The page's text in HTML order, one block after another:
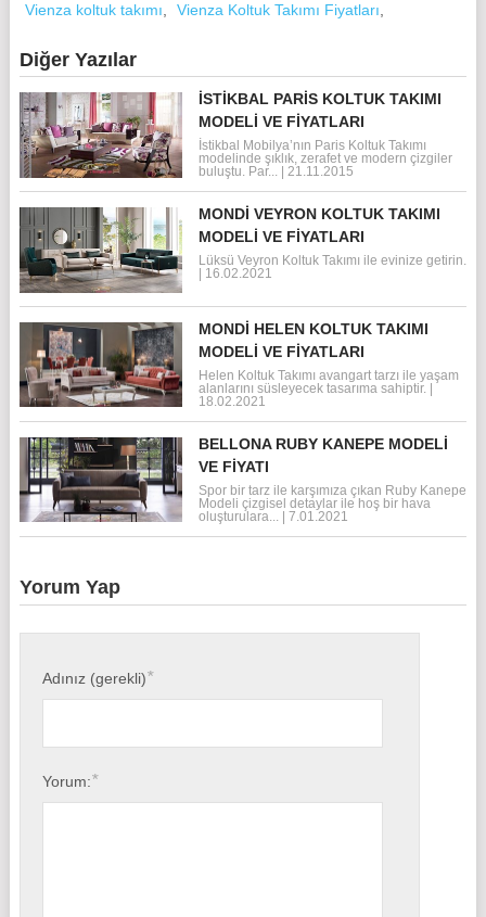
Vienza koltuk takımı, Vienza Koltuk Takımı Fiyatları,
Diğer Yazılar
İSTIKBAL PARIS KOLTUK TAKIMI
MODELI VE FIYATLARI
İstikbal Mobilya’nın Paris Koltuk Takımı
modelinde şıklık, zerafet ve modern çizgiler
buluştu. Par...| 21.11.2015
MONDI VEYRON KOLTUK TAKIMI
MODELI VE FIYATLARI
Lüksü Veyron Koltuk Takımı ile evinize getirin.
16.02.2021
MONDI HELEN KOLTUK TAKIMI
MODELI VE FIYATLARI
Helen Koltuk Takımı avangart tarzı ile yaşam
alanlarını süsleyecek tasarıma sahiptir. |
18.02.2021
BELLONA RUBY KANEPE MODELI
VE FIYATI
Spor bir tarz ile karşımıza çıkan Ruby Kanepe
Modeli çizgisel detaylar ile hoş bir hava
oluşturulara...
| 7.01.2021
Yorum Yap
Adınız (gerekli)*
Yorum:*